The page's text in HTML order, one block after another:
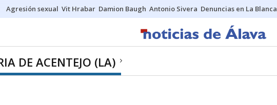
Agresión sexual Vit Hrabar Damion Baugh Antonio Sivera Denuncias en La Blanca
DE ACENTEJO (LA)